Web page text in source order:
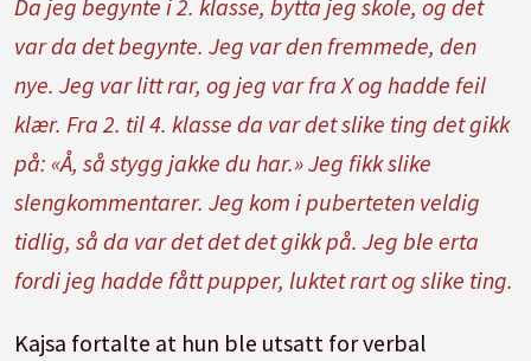
Da jeg begynte i 2. klasse, bytta jeg skole, og det
var da det begynte. Jeg var den fremmede, den
nye. Jeg var litt rar, og jeg var fra X og hadde feil
klær. Fra 2. til 4. klasse da var det slike ting det gikk
på: «Å, så stygg jakke du har.» Jeg fikk slike
slengkommentarer. Jeg kom i puberteten veldig
tidlig, så da var det det det gikk på. Jeg ble erta
fordi jeg hadde fått pupper, luktet rart og slike ting.
Kajsa fortalte at hun ble utsatt for verbal